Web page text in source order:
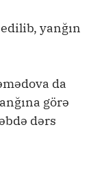
yanğın
da
görə
dərs